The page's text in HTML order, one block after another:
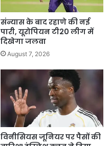
संन्यास के बाद रहाणे की नई
पारी, यूरोपियन टी20 लीग में
दिखेगा जलवा
August 7, 2026
विनीसियस जूनियर पर पैसों की